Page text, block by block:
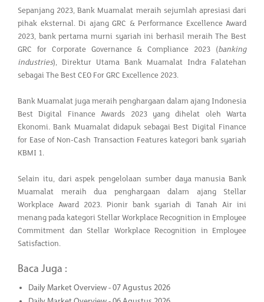
Sepanjang 2023, Bank Muamalat meraih sejumlah apresiasi dari
pihak eksternal. Di ajang GRC & Performance Excellence Award
2023, bank pertama murni syariah ini berhasil meraih The Best
GRC for Corporate Governance & Compliance 2023 (banking
industries), Direktur Utama Bank Muamalat Indra Falatehan
sebagai The Best CEO For GRC Excellence 2023.
Bank Muamalat juga meraih penghargaan dalam ajang Indonesia
Best Digital Finance Awards 2023 yang dihelat oleh Warta
Ekonomi. Bank Muamalat didapuk sebagai Best Digital Finance
for Ease of Non-Cash Transaction Features kategori bank syariah
KBMI 1.
Selain itu, dari aspek pengelolaan sumber daya manusia Bank
Muamalat meraih dua penghargaan dalam ajang Stellar
Workplace Award 2023. Pionir bank syariah di Tanah Air ini
menang pada kategori Stellar Workplace Recognition in Employee
Commitment dan Stellar Workplace Recognition in Employee
Satisfaction.
Baca Juga :
Daily Market Overview - 07 Agustus 2026